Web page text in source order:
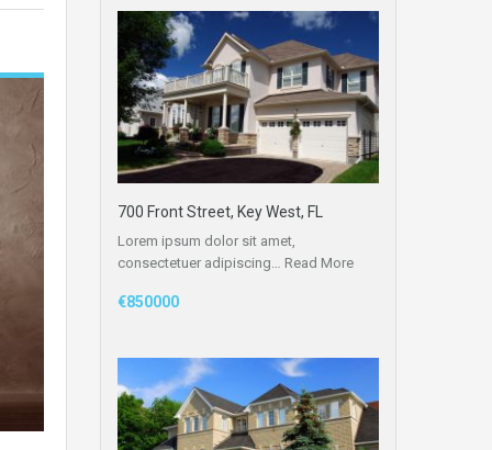
700 Front Street, Key West, FL
Lorem ipsum dolor sit amet,
consectetuer adipiscing… Read More
€850000